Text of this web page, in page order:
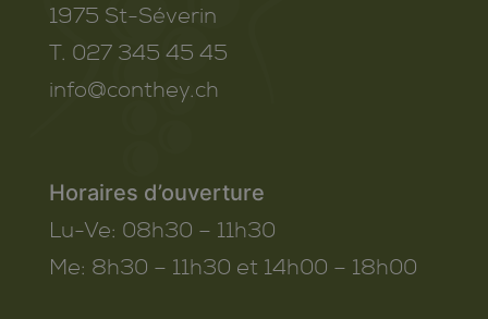
1975 St-Séverin
T. 027 345 45 45
info@conthey.ch
Horaires d’ouverture
Lu-Ve: 08h30 – 11h30
Me: 8h30 – 11h30 et 14h00 – 18h00